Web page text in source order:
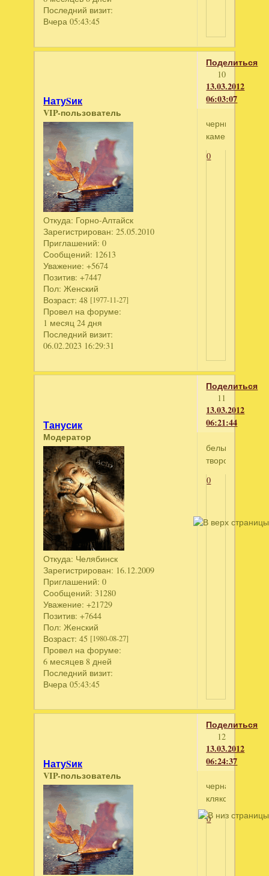
Последний визит:
Вчера 05:43:45
Поделиться
10
13.03.2012
06:03:07
НатуSик
VIP-пользователь
Откуда: Горно-Алтайск
Зарегистрирован: 25.05.2010
Приглашений: 0
Сообщений: 12613
Уважение: +5674
Позитив: +7447
Пол: Женский
Возраст: 48 [1977-11-27]
Провел на форуме:
1 месяц 24 дня
Последний визит:
06.02.2023 16:29:31
черный
камень
0
Поделиться
11
13.03.2012
06:21:44
Танусик
Модератор
Откуда: Челябинск
Зарегистрирован: 16.12.2009
Приглашений: 0
Сообщений: 31280
Уважение: +21729
Позитив: +7644
Пол: Женский
Возраст: 45 [1980-08-27]
Провел на форуме:
6 месяцев 8 дней
Последний визит:
Вчера 05:43:45
белый
творог
0
Поделиться
12
13.03.2012
06:24:37
НатуSик
VIP-пользователь
черная
клякса
0